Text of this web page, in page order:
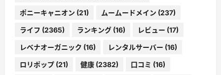
ポニーキャニオン (21) ムームードメイン (237)
ライフ (2365) ランキング (16) レビュー (17)
レベナオーガニック (16) レンタルサーバー (16)
ロリポップ (21) 健康 (2382) 口コミ (16)